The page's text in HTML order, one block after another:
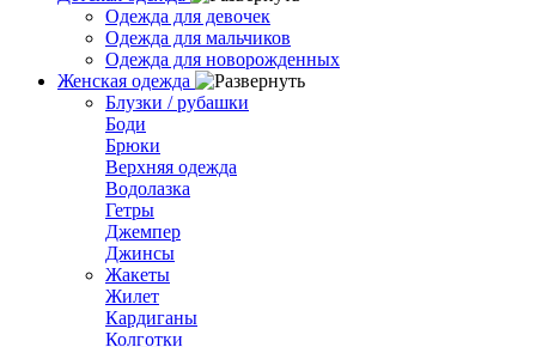
Одежда для девочек
Одежда для мальчиков
Одежда для новорожденных
Женская одежда
Блузки / рубашки
Боди
Брюки
Верхняя одежда
Водолазка
Гетры
Джемпер
Джинсы
Жакеты
Жилет
Кардиганы
Колготки